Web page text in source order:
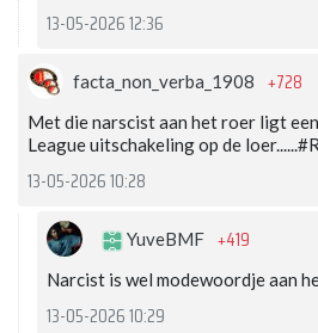
13-05-2026 12:36
facta_non_verba_1908 +728
Met die narscist aan het roer ligt
League uitschakeling op de
13-05-2026 10:28
YuveBMF +419
Narcist is wel modewoordje aan
13-05-2026 10:29